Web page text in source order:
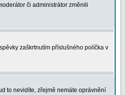
či administrátor změnili
zaškrtnutím příslušného políčka v
to nevidíte, zřejmě nemáte oprávnění